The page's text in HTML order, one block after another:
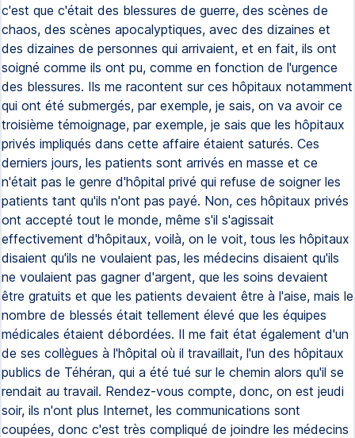
c'est que c'était des blessures de guerre, des scènes de
chaos, des scènes apocalyptiques, avec des dizaines et
des dizaines de personnes qui arrivaient, et en fait, ils ont
soigné comme ils ont pu, comme en fonction de l'urgence
des blessures. Ils me racontent sur ces hôpitaux notamment
qui ont été submergés, par exemple, je sais, on va avoir ce
troisième témoignage, par exemple, je sais que les hôpitaux
privés impliqués dans cette affaire étaient saturés. Ces
derniers jours, les patients sont arrivés en masse et ce
n'était pas le genre d'hôpital privé qui refuse de soigner les
patients tant qu'ils n'ont pas payé. Non, ces hôpitaux privés
ont accepté tout le monde, même s'il s'agissait
effectivement d'hôpitaux, voilà, on le voit, tous les hôpitaux
disaient qu'ils ne voulaient pas, les médecins disaient qu'ils
ne voulaient pas gagner d'argent, que les soins devaient
être gratuits et que les patients devaient être à l'aise, mais le
nombre de blessés était tellement élevé que les équipes
médicales étaient débordées. Il me fait état également d'un
de ses collègues à l'hôpital où il travaillait, l'un des hôpitaux
publics de Téhéran, qui a été tué sur le chemin alors qu'il se
rendait au travail. Rendez-vous compte, donc, on est jeudi
soir, ils n'ont plus Internet, les communications sont
coupées, donc c'est très compliqué de joindre les médecins